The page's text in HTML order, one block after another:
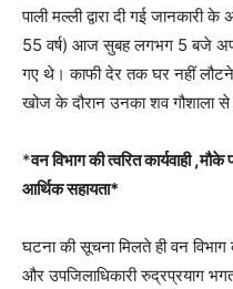
पाली मल्ली द्वारा दी गई
55 वर्ष) आज सुबह लगभग 5 बजे
गए थे। काफी देर तक घर नहीं
खोज के दौरान उनका शव गौशाला
*वन विभाग की त्वरित कार्यवाही
आर्थिक सहायता*
घटना की सूचना मिलते ही वन
और उपजिलाधिकारी रुद्रप्रयाग